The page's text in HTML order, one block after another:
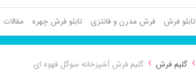
تابلو فرش فرش مدرن و فانتزی تابلو فرش چهره مقالات
› گلیم فرش › گلیم فرش آشپزخانه سوگل قهوه ای